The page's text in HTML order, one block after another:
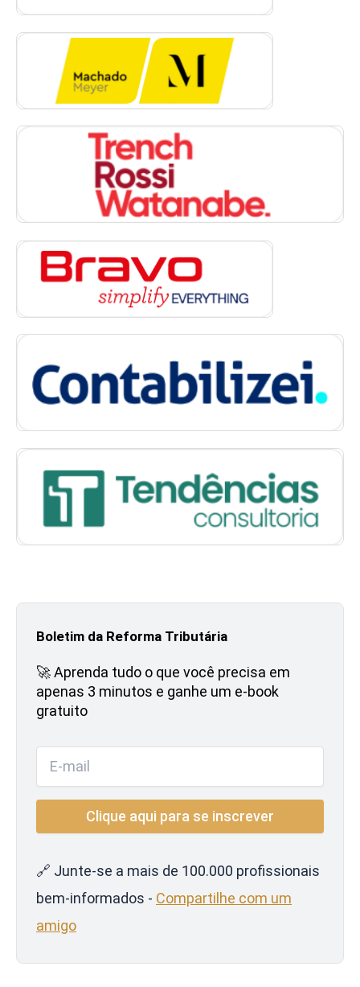
Boletim da Reforma Tributária
🚀 Aprenda tudo o que você precisa em
apenas 3 minutos e ganhe um e-book
gratuito
🔗 Junte-se a mais de 100.000 profissionais
bem-informados - Compartilhe com um
amigo